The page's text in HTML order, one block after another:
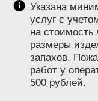
Указана
услуг с
на стоимость
размеры
запахов.
работ у
500 рублей.